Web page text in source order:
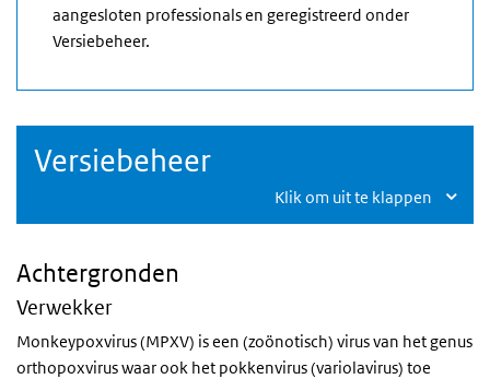
aangesloten professionals en geregistreerd onder
Versiebeheer.
Versiebeheer
Klik om uit te klappen
Achtergronden
Verwekker
Monkeypoxvirus (MPXV) is een (zoönotisch) virus van het genus
orthopoxvirus waar ook het pokkenvirus (variolavirus) toe